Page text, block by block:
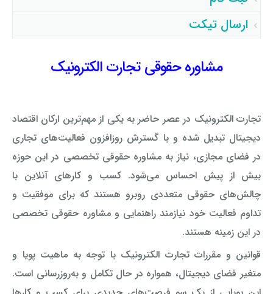
توسط اپراتور تائید شد ساعت ۹:۳۱:۱۵ تاریخ ۱۴۰۵/۵/۱۰
فرزانه بهرامی گرامی : سوال حقوقی شما با موفقیت توسط
اپراتور تائید شد ساعت ۱۷:۷:۳ تاریخ ۱۴۰۵/۵/۸
تائید شد ساعت ۱۲:۱۶:۱۹ تاریخ ۱۴۰۵/۵/۵
ارسال تیکت
مشاوره حقوقی تجارت الکترونیک
تجارت الکترونیک در عصر حاضر به یکی از مهم‌ترین ارکان اقتصاد
دیجیتال تبدیل شده و با گسترش روزافزون فعالیت‌های تجاری
در فضای مجازی، نیاز به مشاوره حقوقی تخصصی در این حوزه
بیش از پیش احساس می‌شود. کسب و کارهای آنلاین با
چالش‌های حقوقی متعددی روبرو هستند که برای موفقیت و
تداوم فعالیت خود نیازمند راهنمایی و مشاوره حقوقی تخصصی
در این زمینه هستند.
قوانین و مقررات تجارت الکترونیک با توجه به ماهیت پویا و
متغیر فضای دیجیتال، همواره در حال تکامل و به‌روزرسانی است.